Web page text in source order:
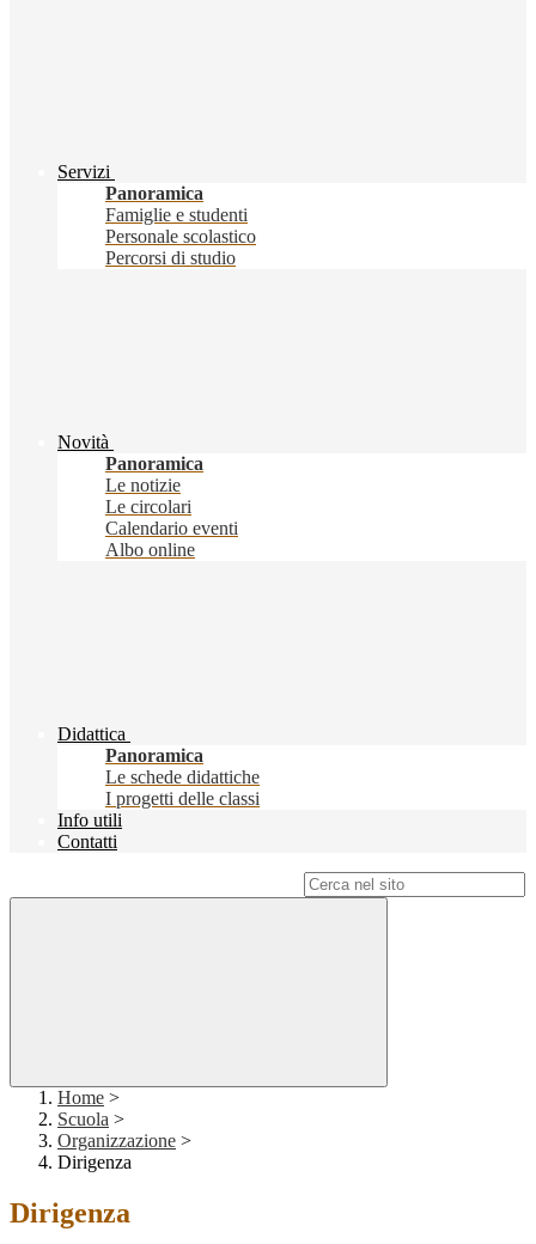
Servizi
Panoramica
Famiglie e studenti
Personale scolastico
Percorsi di studio
Novità
Panoramica
Le notizie
Le circolari
Calendario eventi
Albo online
Didattica
Panoramica
Le schede didattiche
I progetti delle classi
Info utili
Contatti
Home >
Scuola >
Organizzazione >
Dirigenza
Dirigenza